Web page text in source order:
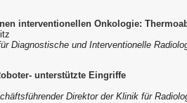
interventionellen Onkologie:
Diagnostische und Interventionelle
unterstützte Eingriffe
Direktor der Klinik für